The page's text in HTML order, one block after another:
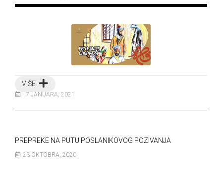
VIŠE
7 JANUARA, 2021
PREPREKE NA PUTU POSLANIKOVOG POZIVANJA
23 OKTOBRA, 2020